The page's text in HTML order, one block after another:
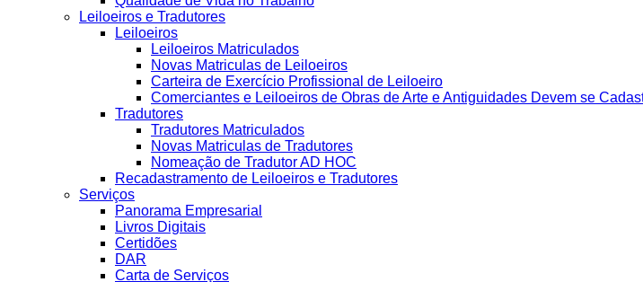
Leiloeiros e Tradutores
Leiloeiros
Leiloeiros Matriculados
Novas Matriculas de Leiloeiros
Carteira de Exercício Profissional de Leiloeiro
Comerciantes e Leiloeiros de Obras de Arte e Antiguidades Devem se
Tradutores
Tradutores Matriculados
Novas Matriculas de Tradutores
Nomeação de Tradutor AD HOC
Recadastramento de Leiloeiros e Tradutores
Serviços
Panorama Empresarial
Livros Digitais
Certidões
DAR
Carta de Serviços